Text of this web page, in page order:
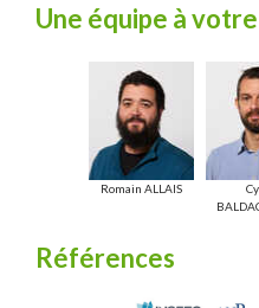
Une équipe à
Romain ALLAIS
Références